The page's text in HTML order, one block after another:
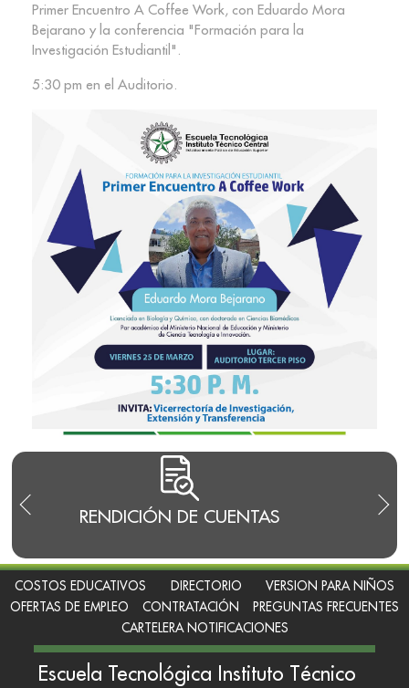
RENDICIÓN DE CUENTAS
Primer Encuentro A Coffee Work, con Eduardo Mora
Bejarano y la conferencia "Formación para la
Investigación Estudiantil".
5:30 pm en el Auditorio.
COSTOS EDUCATIVOS DIRECTORIO
VERSION PARA NIÑOS
OFERTAS DE EMPLEO
CONTRATACIÓN
PREGUNTAS FRECUENTES
CARTELERA NOTIFICACIONES
Escuela Tecnológica Instituto Técnico